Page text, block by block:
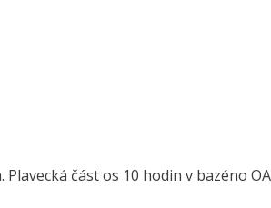
část os 10 hodin v bazéno